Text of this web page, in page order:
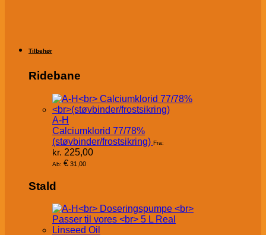
Tilbehør
Ridebane
A-H
Calciumklorid 77/78%
(støvbinder/frostsikring) Fra:
kr. 225,00
Ab: € 31,00
Stald